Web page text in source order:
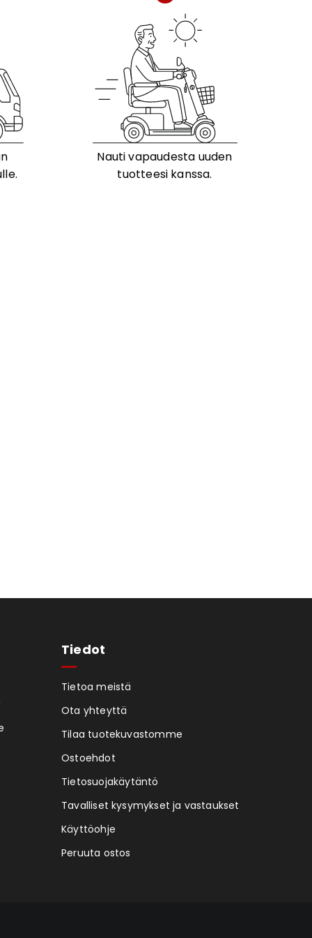
Nauti vapaudesta uuden
tuotteesi kanssa.
Tiedot
Tietoa meistä
Ota yhteyttä
Tilaa tuotekuvastomme
Ostoehdot
Tietosuojakäytäntö
Tavalliset kysymykset ja vastaukset
Käyttöohje
Peruuta ostos